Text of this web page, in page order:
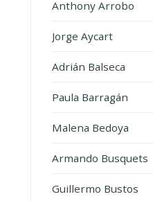
Anthony Arrobo
Jorge Aycart
Adrián Balseca
Paula Barragán
Malena Bedoya
Armando Busquets
Guillermo Bustos